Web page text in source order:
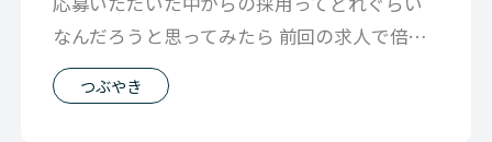
なんだろうと思ってみたら 前回の求人で倍率
１００倍ぐらいだということがわかりまし
つぶやき